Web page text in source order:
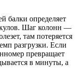
балки определяет
Шаг колонн —
там потеряется
разгрузки. Если
превращает
в минуты, а